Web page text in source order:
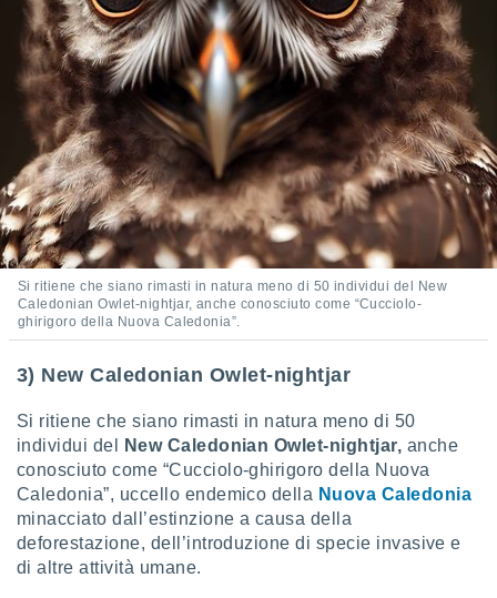
per la
la
del
delle
dei
e degli
nostri
Si ritiene che siano rimasti in natura meno di 50 individui del New
Caledonian Owlet-nightjar, anche conosciuto come “Cucciolo-
ghirigoro della Nuova Caledonia”.
3) New Caledonian Owlet-nightjar
Si ritiene che siano rimasti in natura meno di 50
individui del
New Caledonian Owlet-nightjar, anche
conosciuto come “Cucciolo-ghirigoro della Nuova
Caledonia”, uccello endemico della Nuova Caledonia
minacciato dall’estinzione a causa della
deforestazione, dell’introduzione di specie invasive e
di altre attività umane.